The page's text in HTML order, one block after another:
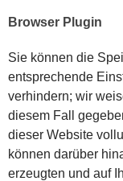
Browser Plugin
Sie können die
entsprechende
verhindern; wir
diesem Fall
dieser Website
können darüber
erzeugten und auf